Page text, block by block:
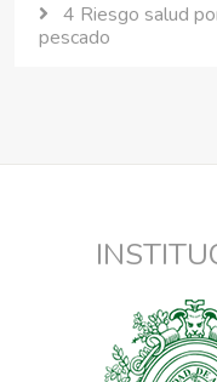
4 Riesgo salud
pescado